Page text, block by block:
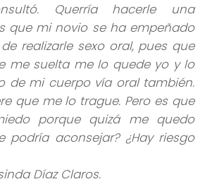
Querría hacerle una
que mi novio se ha empeñado
realizarle sexo oral, pues que
me suelta me lo quede yo y lo
de mi cuerpo vía oral también.
que me lo trague. Pero es que
porque quizá me quedo
podría aconsejar? ¿Hay riesgo
Díaz Claros.